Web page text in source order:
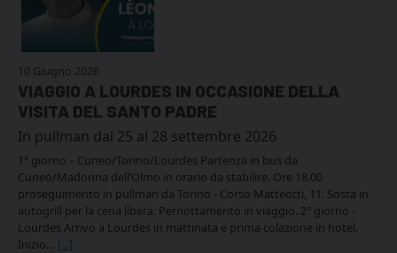
10 Giugno 2026
VIAGGIO A LOURDES IN OCCASIONE DELLA
VISITA DEL SANTO PADRE
In pullman dal 25 al 28 settembre 2026
1° giorno – Cuneo/Torino/Lourdes Partenza in bus da
Cuneo/Madonna dell’Olmo in orario da stabilire. Ore 18.00
proseguimento in pullman da Torino - Corso Matteotti, 11. Sosta in
autogrill per la cena libera. Pernottamento in viaggio. 2° giorno -
Lourdes Arrivo a Lourdes in mattinata e prima colazione in hotel.
Inizio… [...]